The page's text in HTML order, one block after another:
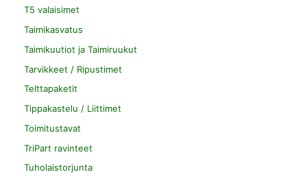
T5 valaisimet
Taimikasvatus
Taimikuutiot ja Taimiruukut
Tarvikkeet / Ripustimet
Telttapaketit
Tippakastelu / Liittimet
Toimitustavat
TriPart ravinteet
Tuholaistorjunta